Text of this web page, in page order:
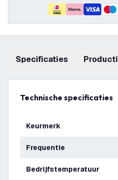
Specificaties
Technische specificaties
Keurmerk
Frequentie
Bedrijfstemperatuur